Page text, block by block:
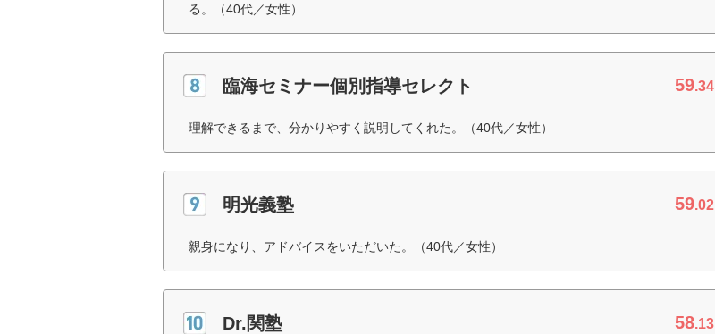
る。（40代／女性）
臨海セミナー個別指導セレクト 59.34
理解できるまで、分かりやすく説明してくれた。（40代／女性）
明光義塾 59.02
親身になり、アドバイスをいただいた。（40代／女性）
Dr.関塾 58.13